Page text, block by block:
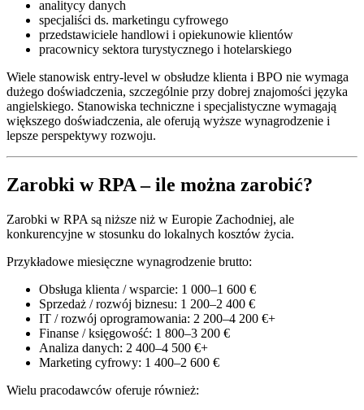
analitycy danych
specjaliści ds. marketingu cyfrowego
przedstawiciele handlowi i opiekunowie klientów
pracownicy sektora turystycznego i hotelarskiego
Wiele stanowisk entry-level w obsłudze klienta i BPO nie wymaga
dużego doświadczenia, szczególnie przy dobrej znajomości języka
angielskiego. Stanowiska techniczne i specjalistyczne wymagają
większego doświadczenia, ale oferują wyższe wynagrodzenie i
lepsze perspektywy rozwoju.
Zarobki w RPA – ile można zarobić?
Zarobki w RPA są niższe niż w Europie Zachodniej, ale
konkurencyjne w stosunku do lokalnych kosztów życia.
Przykładowe miesięczne wynagrodzenie brutto:
Obsługa klienta / wsparcie: 1 000–1 600 €
Sprzedaż / rozwój biznesu: 1 200–2 400 €
IT / rozwój oprogramowania: 2 200–4 200 €+
Finanse / księgowość: 1 800–3 200 €
Analiza danych: 2 400–4 500 €+
Marketing cyfrowy: 1 400–2 600 €
Wielu pracodawców oferuje również: